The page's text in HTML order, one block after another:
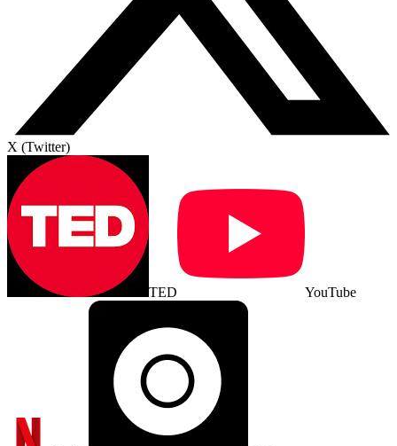
X (Twitter)
TED YouTube